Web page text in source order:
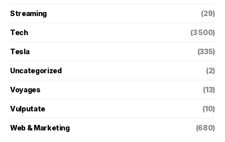
Streaming (29)
Tech (3 500)
Tesla (335)
Uncategorized (2)
Voyages (13)
Vulputate (10)
Web & Marketing (680)